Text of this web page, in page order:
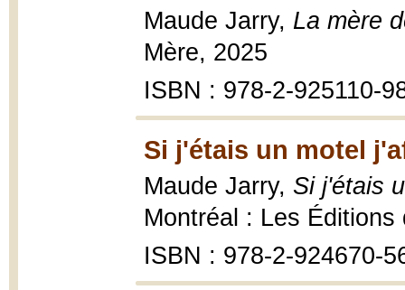
Maude Jarry, La mère
Mère, 2025
ISBN : 978-2-925110-
Si j'étais un motel
Maude Jarry, Si j'étais
Montréal : Les Éditions
ISBN : 978-2-924670-